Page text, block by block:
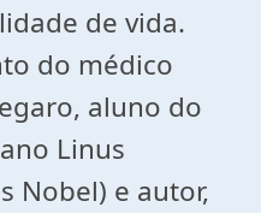
de vida.
do médico
aluno do
Linus
Nobel) e autor,